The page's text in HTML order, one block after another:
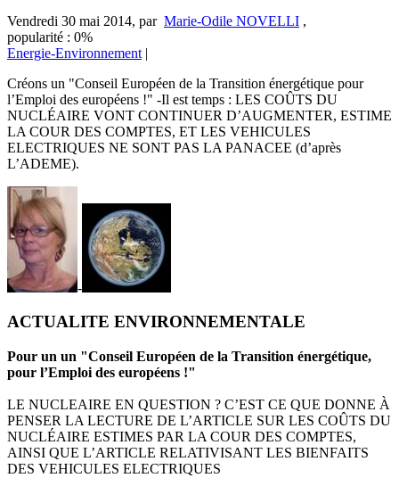
Vendredi 30 mai 2014, par Marie-Odile NOVELLI ,
popularité : 0%
Energie-Environnement |
Créons un "Conseil Européen de la Transition énergétique pour
l’Emploi des européens !" -Il est temps : LES COÛTS DU
NUCLÉAIRE VONT CONTINUER D’AUGMENTER, ESTIME
LA COUR DES COMPTES, ET LES VEHICULES
ELECTRIQUES NE SONT PAS LA PANACEE (d’après
L’ADEME).
-
ACTUALITE ENVIRONNEMENTALE
Pour un un "Conseil Européen de la Transition énergétique,
pour l’Emploi des européens !"
LE NUCLEAIRE EN QUESTION ? C’EST CE QUE DONNE À
PENSER LA LECTURE DE L’ARTICLE SUR LES COÛTS DU
NUCLÉAIRE ESTIMES PAR LA COUR DES COMPTES,
AINSI QUE L’ARTICLE RELATIVISANT LES BIENFAITS
DES VEHICULES ELECTRIQUES